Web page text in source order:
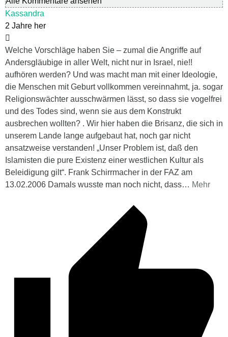
Kassandra
2 Jahre her
Welche Vorschläge haben Sie – zumal die Angriffe auf
Andersgläubige in aller Welt, nicht nur in Israel, nie!!
aufhören werden? Und was macht man mit einer Ideologie,
die Menschen mit Geburt vollkommen vereinnahmt, ja. sogar
Religionswächter ausschwärmen lässt, so dass sie vogelfrei
und des Todes sind, wenn sie aus dem Konstrukt
ausbrechen wollten? . Wir hier haben die Brisanz, die sich in
unserem Lande lange aufgebaut hat, noch gar nicht
ansatzweise verstanden! „Unser Problem ist, daß den
Islamisten die pure Existenz einer westlichen Kultur als
Beleidigung gilt“. Frank Schirrmacher in der FAZ am
13.02.2006 Damals wusste man noch nicht, dass… Mehr